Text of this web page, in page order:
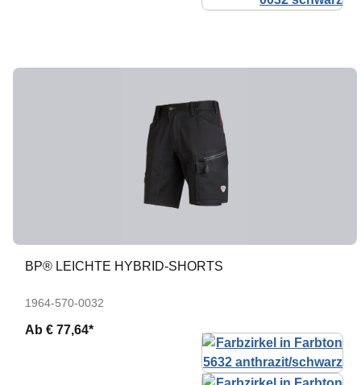
BP® LEICHTE HYBRID-SHORTS
1964-570-0032
Ab € 77,64*